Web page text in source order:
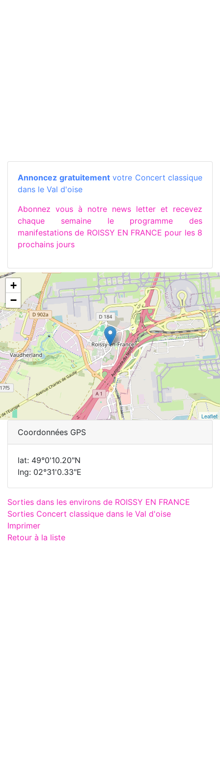
Annoncez gratuitementvotre Concert classique
dans le Val d'oise
Abonnez vous à notre news letter et recevez
chaque semaine le programme des
manifestations de ROISSY EN FRANCE pour les 8
prochains jours
+
−
Leaflet
Coordonnées GPS
lat: 49°0'10.20"N
lng: 02°31'0.33"E
Sorties dans les environs de ROISSY EN FRANCE
Sorties Concert classique dans le Val d'oise
Imprimer
Retour à la liste